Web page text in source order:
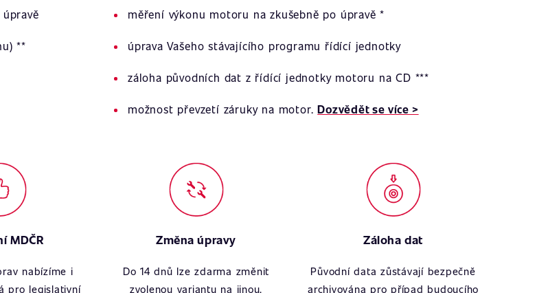
měření výkonu motoru na zkušebně po úpravě *
** úprava Vašeho stávajícího programu řídící jednotky
záloha původních dat z řídící jednotky motoru na CD ***
možnost převzetí záruky na motor.Dozvědět se více >
MDČR
nabízíme i
pro legislativní
Změna úpravy
Do 14 dnů lze zdarma změnit
zvolenou variantu na jinou.
Záloha dat
Původní data zůstávají bezpečně
archivována pro případ budoucího